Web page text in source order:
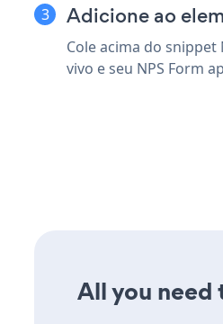
Adicione ao
Cole acima do
vivo e seu NPS Form
All you need